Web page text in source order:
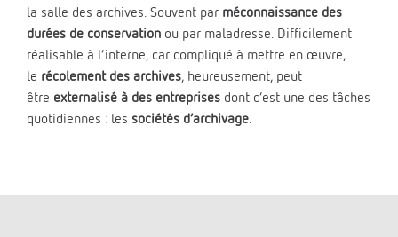
la salle des archives. Souvent par méconnaissance des
durées de conservation ou par maladresse. Difficilement
réalisable à l’interne, car compliqué à mettre en œuvre,
le récolement des archives, heureusement, peut
être externalisé à des entreprises dont c’est une des tâches
quotidiennes : les sociétés d’archivage